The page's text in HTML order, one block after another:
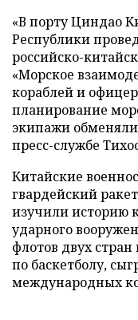
«В порту Циндао
Республики
российско-
«Морское
кораблей и
планирование
экипажи
пресс-службе
Китайские
гвардейский
изучили историю
ударного
флотов двух
по баскетболу,
международных